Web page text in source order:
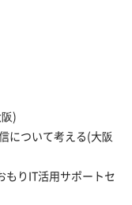
)
について考える(大阪
りIT活用サポートセ